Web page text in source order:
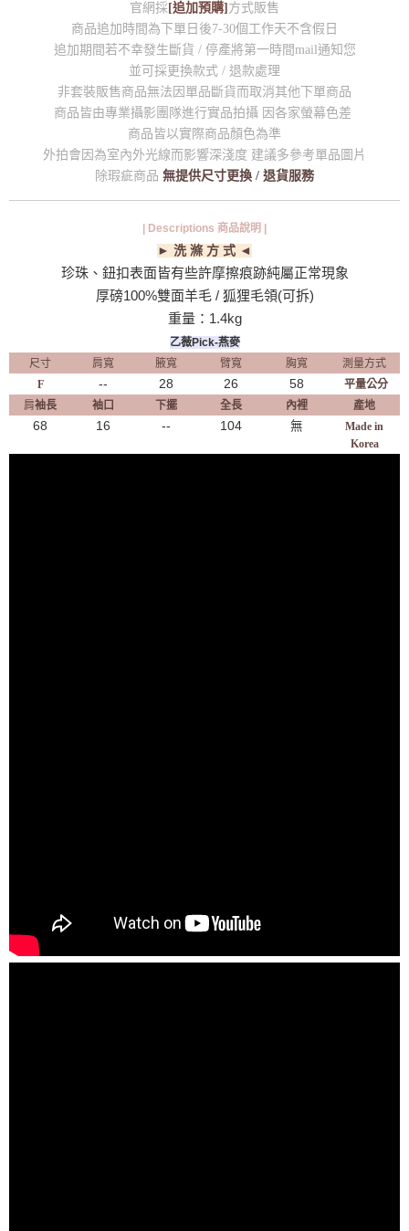
官網採 [追加預購] 方式販售
商品追加時間為下單日後7-30個工作天不含假日
追加期間若不幸發生斷貨 / 停產將第一時間mail通知您
並可採更換款式 / 退款處理
非套裝販售商品無法因單品斷貨而取消其他下單商品
商品皆由專業攝影團隊進行實品拍攝 因各家螢幕色差
商品皆以實際商品顏色為準
外拍會因為室內外光線而影響深淺度 建議多參考單品圖片
除瑕疵商品 無提供尺寸更換 / 退貨服務
| Descriptions 商品說明 |
► 洗 滌 方 式 ◄
珍珠、鈕扣表面皆有些許摩擦痕跡純屬正常現象
厚磅100%雙面羊毛 / 狐狸毛領(可拆)
重量：1.4kg
乙薇Pick-燕麥
尺寸
肩寬 腋寬 臂寬 胸寬
測量方式
F
-- 28 26 58
平量公分
肩袖長 袖口 下擺 全長 內裡 產地
68 16 -- 104 無
Made in
Korea